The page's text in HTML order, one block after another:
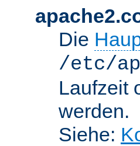
Die
/etc/
Laufzeit
werden.
Siehe: